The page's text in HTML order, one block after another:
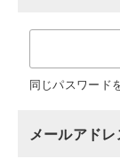
同じパスワード
メールアド